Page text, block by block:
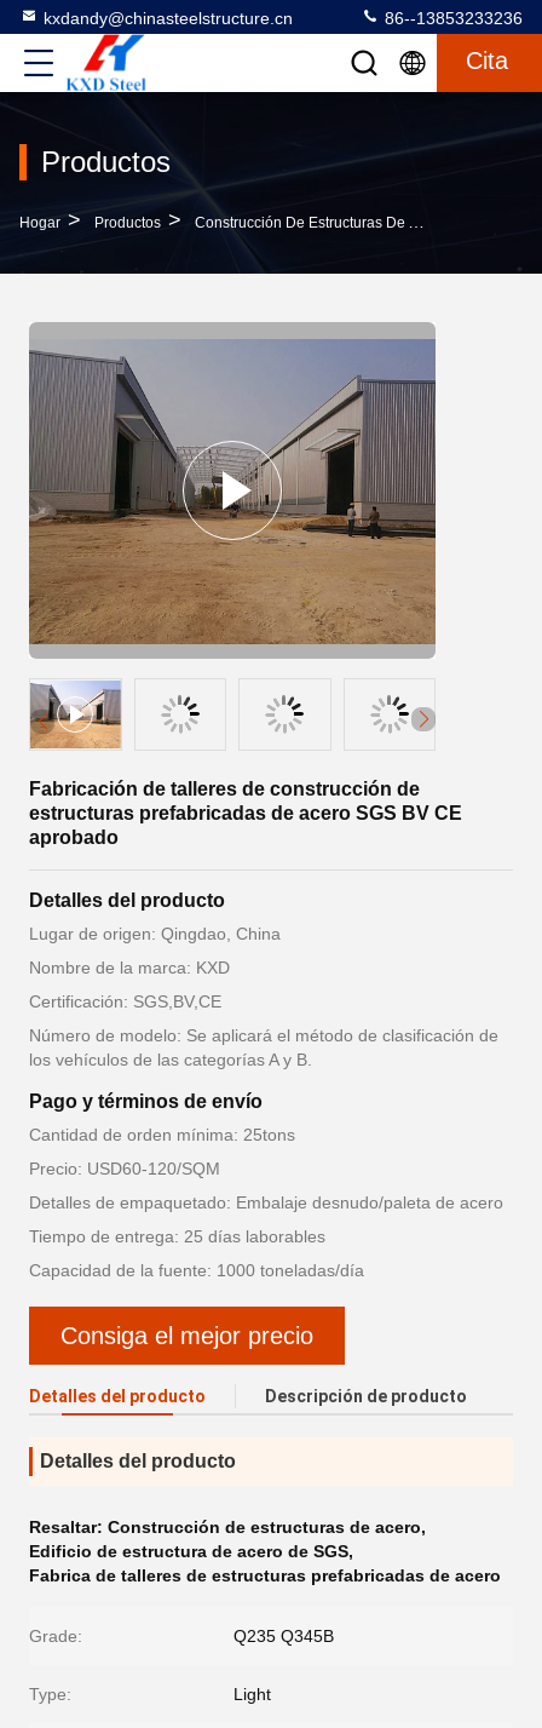
kxdandy@chinasteelstructure.cn 86--13853233236
Cita
Productos
Hogar > Productos > Construcción De Estructuras De Acero
Fabricación de talleres de construcción de
estructuras prefabricadas de acero SGS BV CE
aprobado
Detalles del producto
Lugar de origen: Qingdao, China
Nombre de la marca: KXD
Certificación: SGS,BV,CE
Número de modelo: Se aplicará el método de clasificación de
los vehículos de las categorías A y B.
Pago y términos de envío
Cantidad de orden mínima: 25tons
Precio: USD60-120/SQM
Detalles de empaquetado: Embalaje desnudo/paleta de acero
Tiempo de entrega: 25 días laborables
Capacidad de la fuente: 1000 toneladas/día
Consiga el mejor precio
Detalles del producto Descripción de producto
Detalles del producto
Resaltar: Construcción de estructuras de acero,
Edificio de estructura de acero de SGS,
Fabrica de talleres de estructuras prefabricadas de acero
Grade: Q235 Q345B
Type: Light